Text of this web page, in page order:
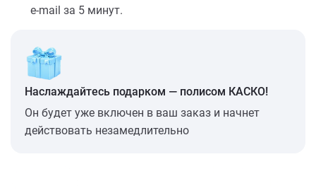
e-mail за 5 минут.
Наслаждайтесь подарком — полисом КАСКО!
Он будет уже включен в ваш заказ и начнет
действовать незамедлительно